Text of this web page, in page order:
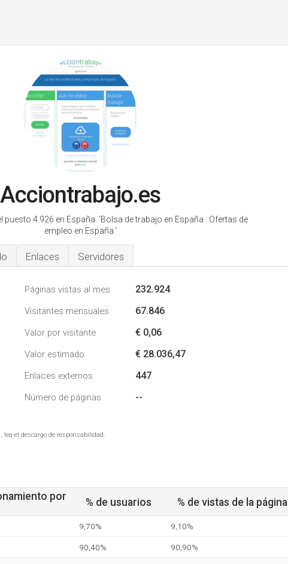
Acciontrabajo.es
4.926 en España. 'Bolsa de trabajo en España : Ofertas de
empleo en España.'
Enlaces Servidores
Páginas vistas al mes 232.924
Visitantes mensuales 67.846
Valor por visitante € 0,06
Valor estimado € 28.036,47
Enlaces externos 447
Número de páginas --
el descargo de responsabilidad.
por
% de usuarios % de vistas de la página
9,70% 9,10%
90,40% 90,90%